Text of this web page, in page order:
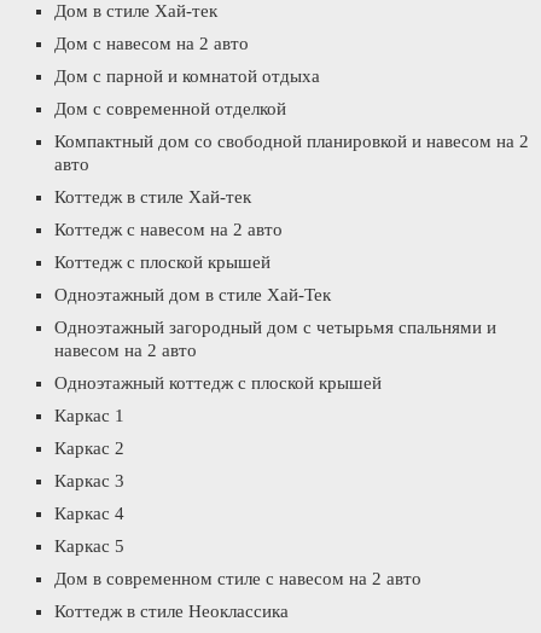
Дом в стиле Хай-тек
Дом с навесом на 2 авто
Дом с парной и комнатой отдыха
Дом с современной отделкой
Компактный дом со свободной планировкой и навесом на 2
авто
Коттедж в стиле Хай-тек
Коттедж с навесом на 2 авто
Коттедж с плоской крышей
Одноэтажный дом в стиле Хай-Тек
Одноэтажный загородный дом с четырьмя спальнями и
навесом на 2 авто
Одноэтажный коттедж с плоской крышей
Каркас 1
Каркас 2
Каркас 3
Каркас 4
Каркас 5
Дом в современном стиле с навесом на 2 авто
Коттедж в стиле Неоклассика